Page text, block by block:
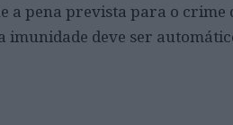
a pena prevista para o
imunidade deve ser